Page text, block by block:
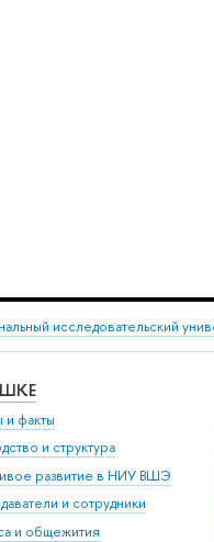
исследовательский
факты
и структура
развитие в НИУ ВШЭ
и сотрудники
и общежития